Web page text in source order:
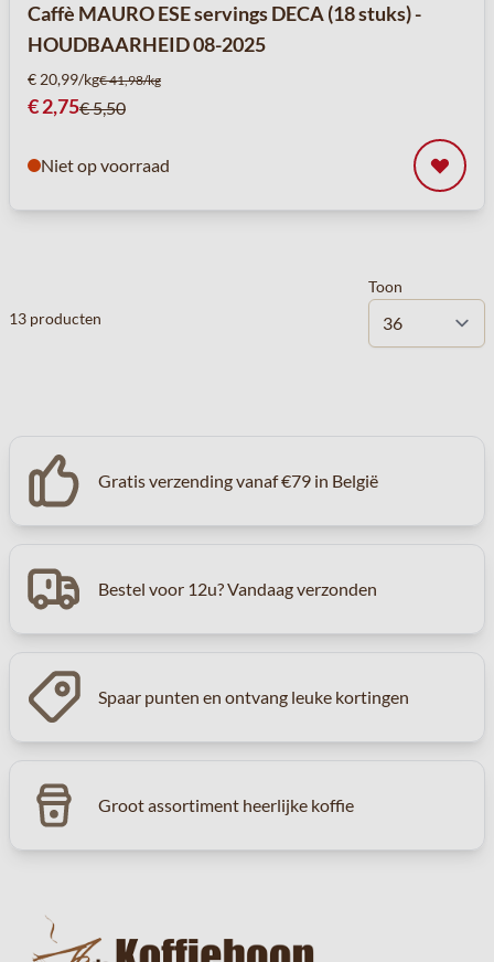
Caffè MAURO ESE servings DECA (18 stuks) -
HOUDBAARHEID 08-2025
€ 20,99/kg€ 41,98/kg
Speciale prijs
€ 2,75€ 5,50
Niet op voorraad
13 producten
Toon
Gratis verzending vanaf €79 in België
Bestel voor 12u? Vandaag verzonden
Spaar punten en ontvang leuke kortingen
Groot assortiment heerlijke koffie